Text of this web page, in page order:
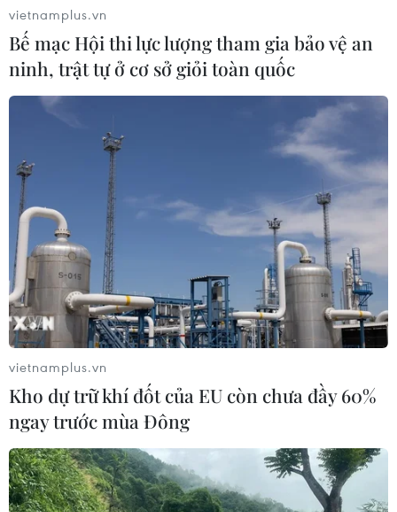
Hưng Yên: Tai nạn nghiêm trọng giữa xe
tải và ôtô làm 3 người tử vong
13/06/2021 11:33
Vào khoảng 15h05 ngày 13/6, tại Km9+500 đường nối 2
cao tốc 5B và Pháp Vân-Cầu Giẽ, thuộc địa phận xã
Đặng Lễ, huyện Ân Thi, tỉnh Hưng Yên xảy ra vụ tai nạn
giao thông đặc biệt nghiêm trọng.
vietnamplus.vn
Bế mạc Hội thi lực lượng tham gia bảo vệ an
ninh, trật tự ở cơ sở giỏi toàn quốc
vietnamplus.vn
Kho dự trữ khí đốt của EU còn chưa đầy 60%
ngay trước mùa Đông